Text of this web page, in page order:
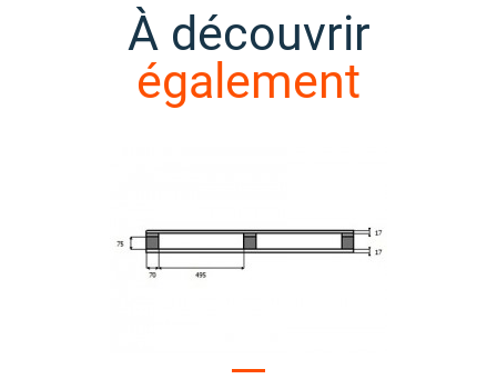
À découvrir
également